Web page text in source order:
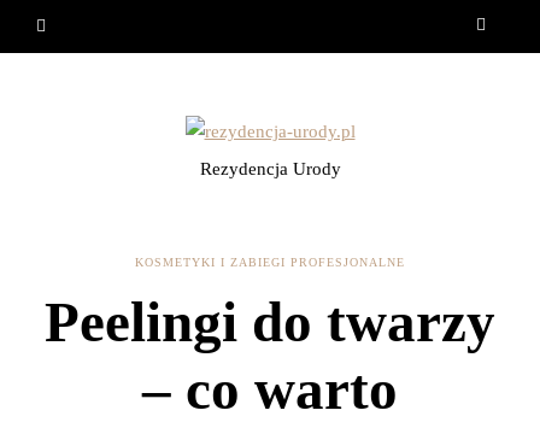
Rezydencja Urody
KOSMETYKI I ZABIEGI PROFESJONALNE
Peelingi do twarzy
– co warto